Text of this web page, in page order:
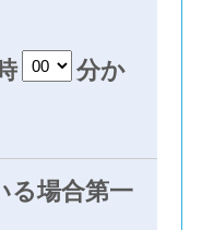
分か
る場合第一